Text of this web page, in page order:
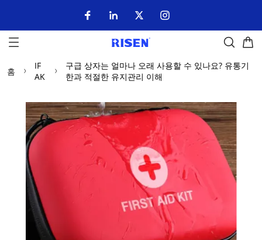
홈
IF
AK
구급 상자는 얼마나 오래 사용할 수 있나요? 유통기
한과 적절한 유지관리 이해